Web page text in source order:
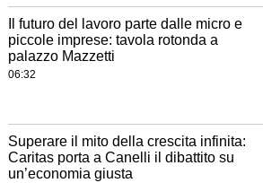
Il futuro del lavoro parte dalle micro e
piccole imprese: tavola rotonda a
palazzo Mazzetti
06:32
Superare il mito della crescita infinita:
Caritas porta a Canelli il dibattito su
un’economia giusta